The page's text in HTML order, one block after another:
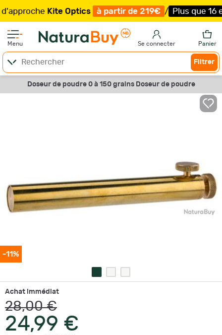
Kite Optics à partir de 219€ / Plus que 16
Menu Se connecter Panier
Filtrer
Doseur de poudre 0 à 150 grains Doseur de poudre
-11%
Achat immédiat
28,00 €
24,99 €